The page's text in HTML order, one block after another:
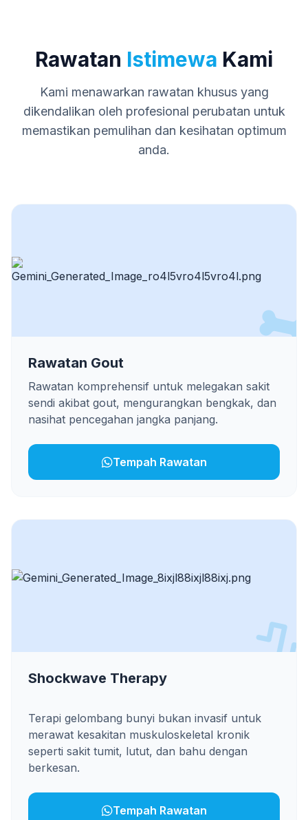
Rawatan Istimewa Kami
Kami menawarkan rawatan khusus yang
dikendalikan oleh profesional perubatan untuk
memastikan pemulihan dan kesihatan optimum
anda.
Rawatan Gout
Rawatan komprehensif untuk melegakan sakit
sendi akibat gout, mengurangkan bengkak, dan
nasihat pencegahan jangka panjang.
Tempah Rawatan
Shockwave Therapy
Terapi gelombang bunyi bukan invasif untuk
merawat kesakitan muskuloskeletal kronik
seperti sakit tumit, lutut, dan bahu dengan
berkesan.
Tempah Rawatan